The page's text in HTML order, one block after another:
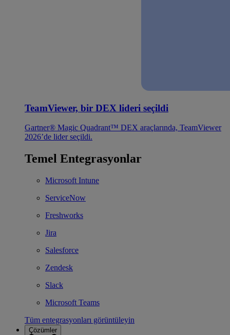
TeamViewer, bir DEX lideri seçildi
Gartner® Magic Quadrant™ DEX araçlarında, TeamViewer
2026’de lider seçildi.
Temel Entegrasyonlar
Microsoft Intune
ServiceNow
Freshworks
Jira
Salesforce
Zendesk
Slack
Microsoft Teams
Tüm entegrasyonları görüntüleyin
Çözümler